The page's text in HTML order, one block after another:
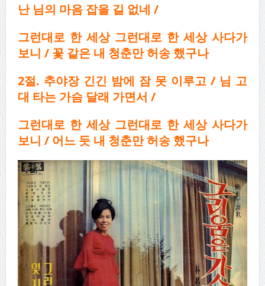
난 님의 마음 잡을 길 없네 /
그런대로 한 세상 그런대로 한 세상 사다가
보니 / 꽃 같은 내 청춘만 허송 했구나
2절. 추야장 긴긴 밤에 잠 못 이루고/ 님 고
대 타는 가슴 달래 가면서 /
그런대로 한 세상 그런대로 한 세상 사다가
보니 / 어느 듯 내 청춘만 허송 했구나